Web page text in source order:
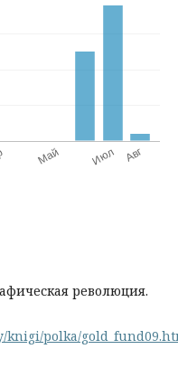
революция.
knigi/polka/